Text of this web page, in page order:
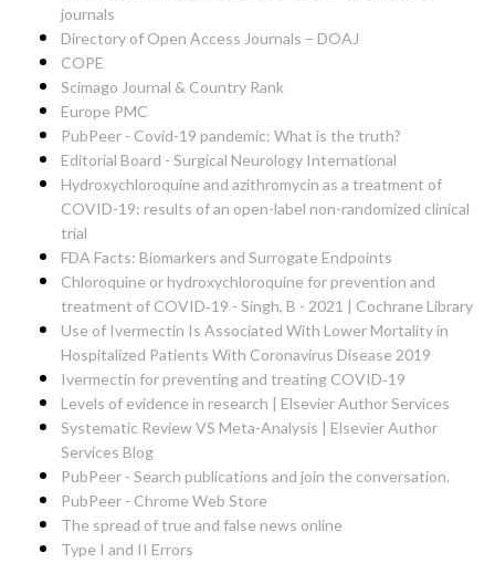
journals
Directory of Open Access Journals – DOAJ
COPE
Scimago Journal & Country Rank
Europe PMC
PubPeer - Covid-19 pandemic: What is the truth?
Editorial Board - Surgical Neurology International
Hydroxychloroquine and azithromycin as a treatment of
COVID-19: results of an open-label non-randomized clinical
trial
FDA Facts: Biomarkers and Surrogate Endpoints
Chloroquine or hydroxychloroquine for prevention and
treatment of COVID‐19 - Singh, B - 2021 | Cochrane Library
Use of Ivermectin Is Associated With Lower Mortality in
Hospitalized Patients With Coronavirus Disease 2019
Ivermectin for preventing and treating COVID‐19
Levels of evidence in research | Elsevier Author Services
Systematic Review VS Meta-Analysis | Elsevier Author
Services Blog
PubPeer - Search publications and join the conversation.
PubPeer - Chrome Web Store
The spread of true and false news online
Type I and II Errors